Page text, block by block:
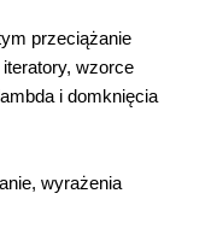
przeciążanie
wzorce
i domknięcia
wyrażenia